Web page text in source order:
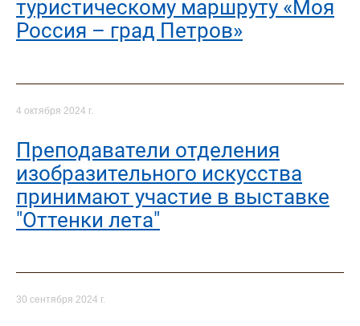
туристическому маршруту «Моя
Россия – град Петров»
4 октября 2024 г.
Преподаватели отделения
изобразительного искусства
принимают участие в выставке
"Оттенки лета"
30 сентября 2024 г.